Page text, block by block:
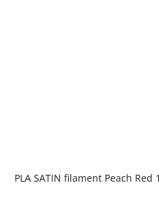
PLA SATIN filament Peach